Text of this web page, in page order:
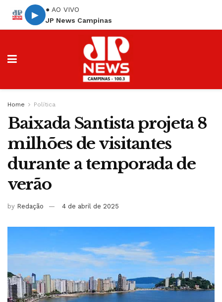
▶
● AO VIVO
JP News Campinas
Home Política
Baixada Santista projeta 8
milhões de visitantes
durante a temporada de
verão
by Redação 4 de abril de 2025